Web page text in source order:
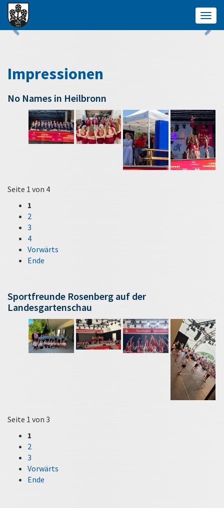
Impressionen
No Names in Heilbronn
Seite 1 von 4
1
2
3
4
Vorwärts
Ende
Sportfreunde Rosenberg auf der
Landesgartenschau
Seite 1 von 3
1
2
3
Vorwärts
Ende